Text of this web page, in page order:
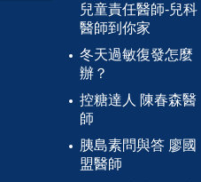
兒童責任醫師-兒科
醫師到你家
冬天過敏復發怎麼
辦？
控糖達人 陳春森醫
師
胰島素問與答 廖國
盟醫師